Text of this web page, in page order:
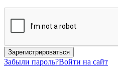
Зарегистрироваться
Забыли пароль?Войти на сайт